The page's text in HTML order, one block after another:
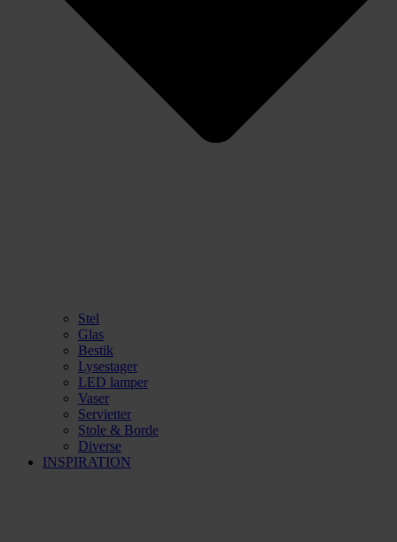
Stel
Glas
Bestik
Lysestager
LED lamper
Vaser
Servietter
Stole & Borde
Diverse
INSPIRATION